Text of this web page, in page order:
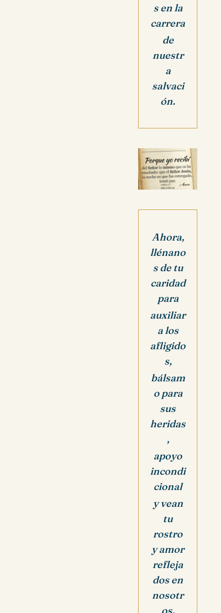
s en la
carrera
de
nuestr
a
salvaci
ón.
Ahora,
llénano
s de tu
caridad
para
auxiliar
a los
afligido
s,
bálsam
o para
sus
heridas
,
apoyo
incondi
cional
y vean
tu
rostro
y amor
refleja
dos en
nosotr
os.